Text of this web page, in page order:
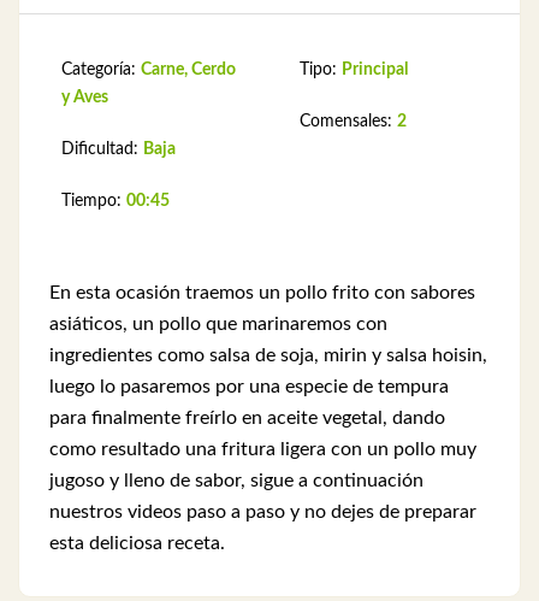
Categoría: Carne, Cerdo
y Aves
Dificultad: Baja
Tiempo: 00:45
Tipo: Principal
Comensales: 2
En esta ocasión traemos un pollo frito con sabores
asiáticos, un pollo que marinaremos con
ingredientes como salsa de soja, mirin y salsa hoisin,
luego lo pasaremos por una especie de tempura
para finalmente freírlo en aceite vegetal, dando
como resultado una fritura ligera con un pollo muy
jugoso y lleno de sabor, sigue a continuación
nuestros videos paso a paso y no dejes de preparar
esta deliciosa receta.